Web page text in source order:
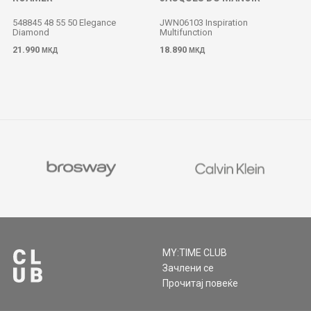
548845 48 55 50 Elegance
Diamond
21.990 МКД
JWN06103 Inspiration
Multifunction
18.890 МКД
MY:TIME CLUB
Зачлени се
Прочитај повеќе